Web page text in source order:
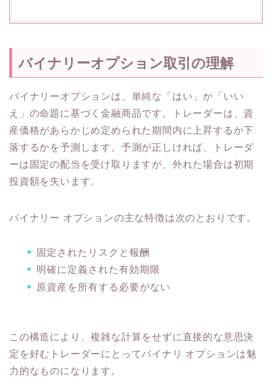
バイナリーオプション取引の理解
バイナリーオプションは、単純な「はい」か「いい
え」の命題に基づく金融商品です。トレーダーは、資
産価格があらかじめ定められた期間内に上昇するか下
落するかを予測します。予測が正しければ、トレーダ
ーは固定の配当を受け取りますが、外れた場合は初期
投資額を失います。
バイナリー オプションの主な特徴は次のとおりです。
固定されたリスクと報酬
明確に定義された有効期限
原資産を所有する必要がない
この構造により、複雑な計算をせずに直接的な意思決
定を好むトレーダーにとってバイナリ オプションは魅
力的なものになります。